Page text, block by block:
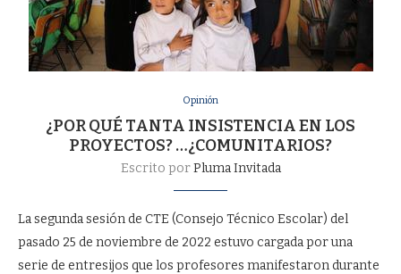
Opinión
¿POR QUÉ TANTA INSISTENCIA EN LOS
PROYECTOS? …¿COMUNITARIOS?
Escrito porPluma Invitada
La segunda sesión de CTE (Consejo Técnico Escolar) del
pasado 25 de noviembre de 2022 estuvo cargada por una
serie de entresijos que los profesores manifestaron durante